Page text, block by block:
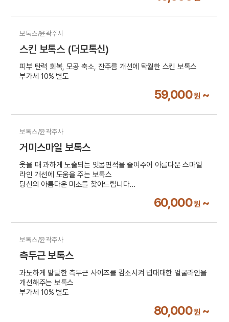
보톡스/윤곽주사
스킨 보톡스 (더모톡신)
피부 탄력 회복, 모공 축소, 잔주름 개선에 탁월한 스킨 보톡스
부가세 10% 별도
59,000원 ~
보톡스/윤곽주사
거미스마일 보톡스
웃을 때 과하게 노출되는 잇몸면적을 줄여주어 아름다운 스마일
라인 개선에 도움을 주는 보톡스
당신의 아름다운 미소를 찾아드립니다
60,000원 ~
보톡스/윤곽주사
측두근 보톡스
과도하게 발달한 측두근 사이즈를 감소시켜 넙대대한 얼굴라인을
개선해주는 보톡스
부가세 10% 별도
80,000원 ~